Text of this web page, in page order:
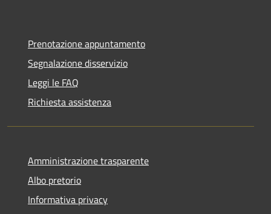
Prenotazione appuntamento
Segnalazione disservizio
Leggi le FAQ
Richiesta assistenza
Amministrazione trasparente
Albo pretorio
Informativa privacy